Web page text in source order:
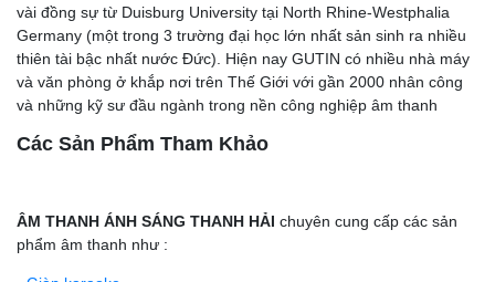
vài đồng sự từ Duisburg University tại North Rhine-Westphalia
Germany (một trong 3 trường đại học lớn nhất sản sinh ra nhiều
thiên tài bậc nhất nước Đức). Hiện nay GUTIN có nhiều nhà máy
và văn phòng ở khắp nơi trên Thế Giới với gần 2000 nhân công
và những kỹ sư đầu ngành trong nền công nghiệp âm thanh
Các Sản Phẩm Tham Khảo
ÂM THANH ÁNH SÁNG THANH HẢI chuyên cung cấp các sản
phẩm âm thanh như :